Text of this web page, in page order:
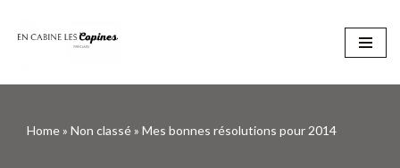
Home» Non classé» Mes bonnes résolutions pour 2014